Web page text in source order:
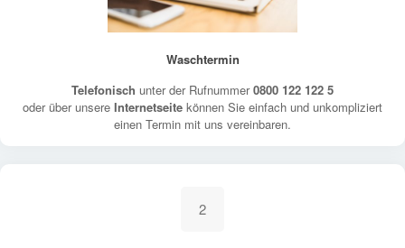
Waschtermin
Telefonisch unter der Rufnummer0800 122 122 5
oder über unsere Internetseite können Sie einfach und unkompliziert
einen Termin mit uns vereinbaren.
2